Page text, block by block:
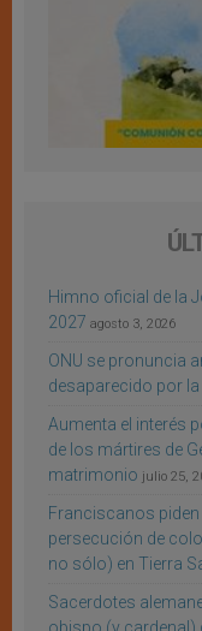
Himno oficial de la
2027 agosto 3, 2026
ONU se pronuncia
desaparecido por
Aumenta el interés
de los mártires de
matrimonio julio 25,
Franciscanos
persecución de
no sólo) en Tierra
Sacerdotes